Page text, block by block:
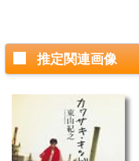
推定関連画像